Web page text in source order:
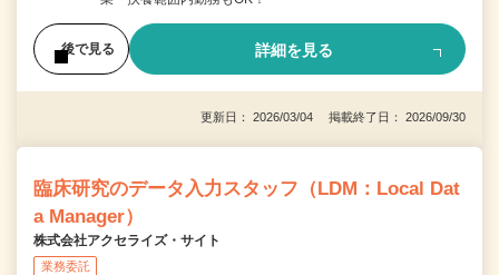
後で見る 詳細を見る
更新日： 2026/03/04 掲載終了日： 2026/09/30
臨床研究のデータ入力スタッフ（LDM：Local Dat
a Manager）
株式会社アクセライズ・サイト
業務委託